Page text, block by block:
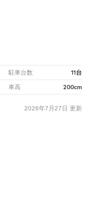
駐車台数 11台
車高 200cm
2026年7月27日 更新